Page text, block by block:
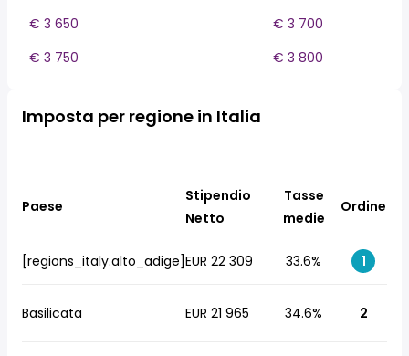
€ 3 650
€ 3 700
€ 3 750
€ 3 800
Imposta per regione in Italia
Paese
Stipendio
Netto
Tasse
medie
Ordine
[regions_italy.alto_adige]EUR 22 309 33.6% 1
Basilicata EUR 21 965 34.6% 2